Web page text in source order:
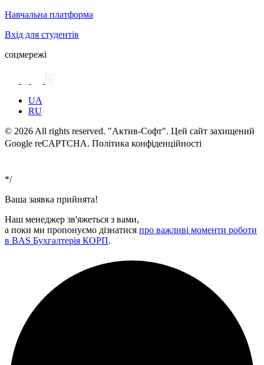
Навчальна платформа
Вхід для студентів
соцмережі
UA
RU
© 2026 All rights reserved. "Актив-Софт". Цей сайт захищений
Google reCAPTCHA. Політика конфіденційності
*/
Ваша заявка прийнята!
Наш менеджер зв'яжеться з вами,
а поки ми пропонуємо дізнатися про важливі моменти роботи
в BAS Бухгалтерія КОРП.